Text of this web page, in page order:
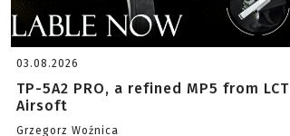
03.08.2026
TP-5A2 PRO, a refined MP5 from LCT
Airsoft
Grzegorz Woźnica